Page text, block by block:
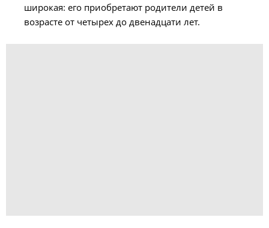
широкая: его приобретают родители детей в
возрасте от четырех до двенадцати лет.